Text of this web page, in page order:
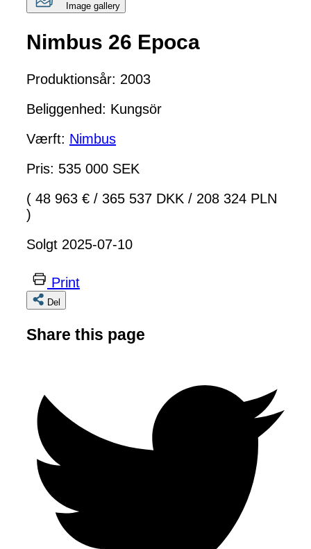
Image gallery
Nimbus 26 Epoca
Produktionsår: 2003
Beliggenhed: Kungsör
Værft: Nimbus
Pris: 535 000 SEK
( 48 963 € / 365 537 DKK / 208 324 PLN
)
Solgt 2025-07-10
Print
Del
Share this page